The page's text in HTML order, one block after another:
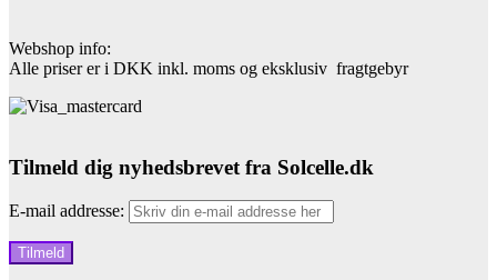
Webshop info:
Alle priser er i DKK inkl. moms og eksklusiv fragtgebyr
Tilmeld dig nyhedsbrevet fra Solcelle.dk
E-mail addresse: